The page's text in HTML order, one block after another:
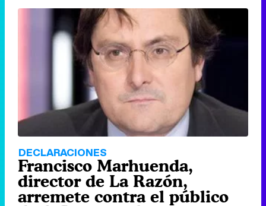
DECLARACIONES
Francisco Marhuenda,
director de La Razón,
arremete contra el público